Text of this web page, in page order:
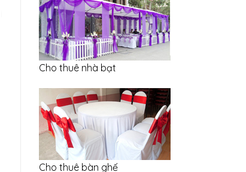
Cho thuê nhà bạt
Cho thuê bàn ghế